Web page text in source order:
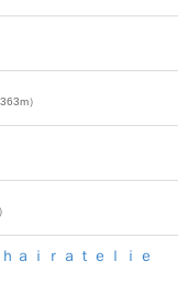
363m）
ａｉｒａｔｅｌｉｅ